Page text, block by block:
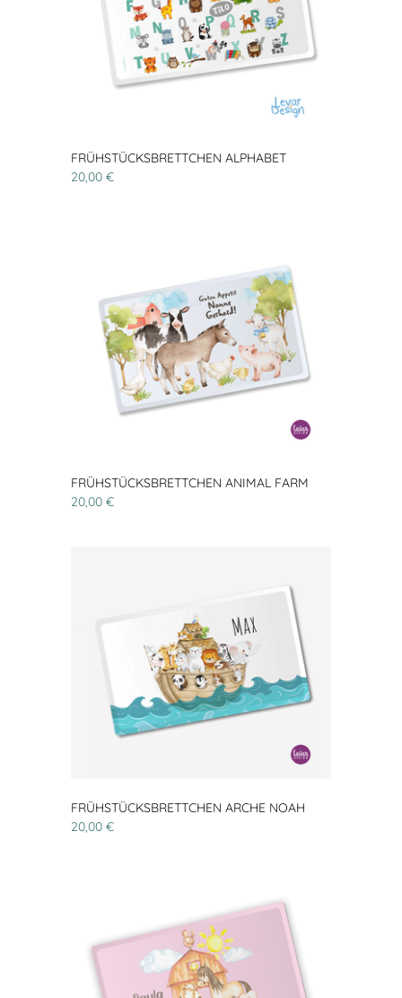
FRÜHSTÜCKSBRETTCHEN ALPHABET
20,00 €
FRÜHSTÜCKSBRETTCHEN ANIMAL FARM
20,00 €
FRÜHSTÜCKSBRETTCHEN ARCHE NOAH
20,00 €